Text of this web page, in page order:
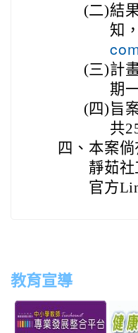
(二)結
知
(三)計
期
(四)旨
共
四、 本案
靜茹
官方
教育宣導
to
link
to